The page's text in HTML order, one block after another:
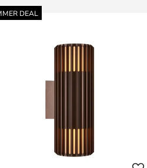
DEAL